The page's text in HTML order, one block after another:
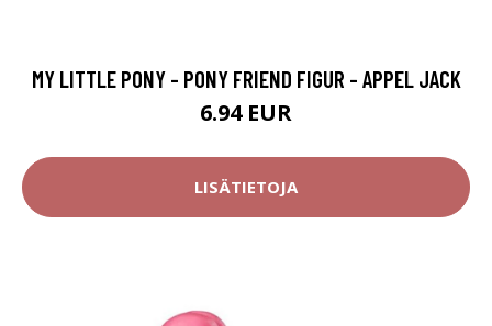
MY LITTLE PONY - PONY FRIEND FIGUR - APPEL JACK
6.94 EUR
LISÄTIETOJA